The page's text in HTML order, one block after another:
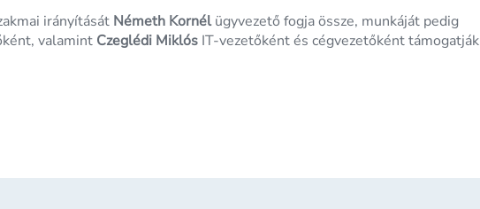
irányítását Németh Kornélügyvezető fogja össze, munkáját pedig
valamint Czeglédi Miklós IT-vezetőként és cégvezetőként támogatják